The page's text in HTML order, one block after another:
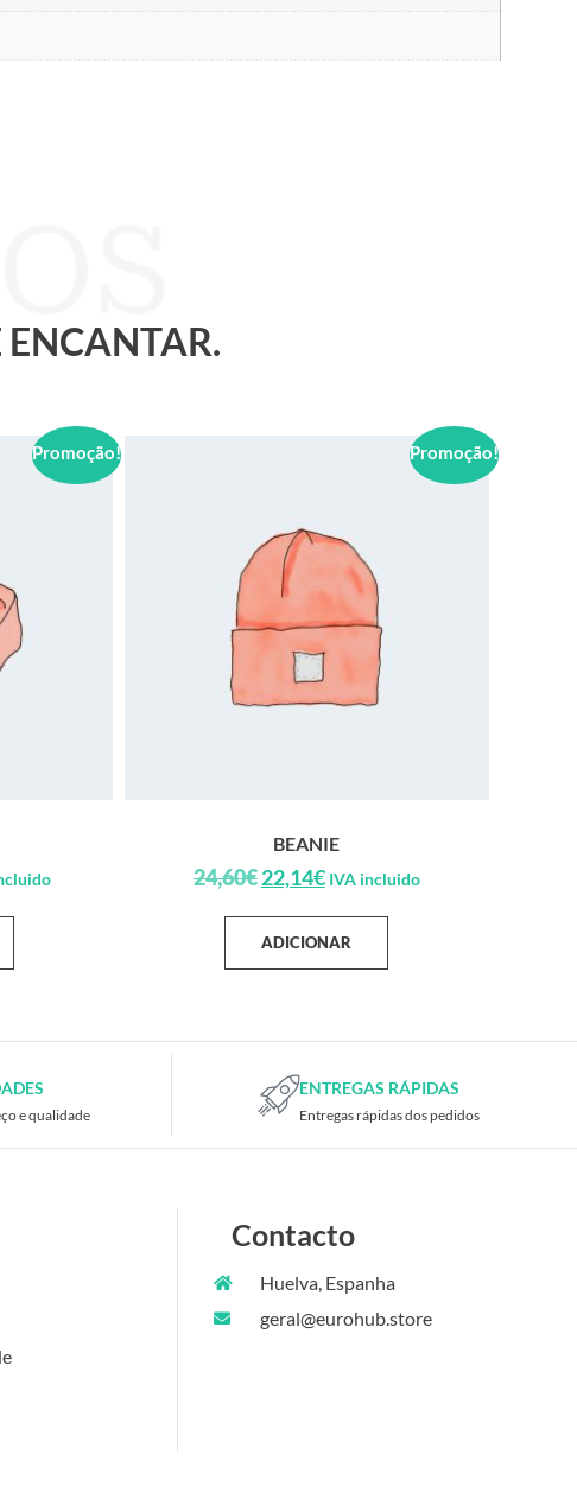
ENCANTAR.
Promoção! Promoção!
BEANIE
24,60€22,14€ IVA incluido
ADICIONAR
e qualidade
ENTREGAS RÁPIDAS
Entregas rápidas dos pedidos
Contacto
Huelva, Espanha
geral@eurohub.store